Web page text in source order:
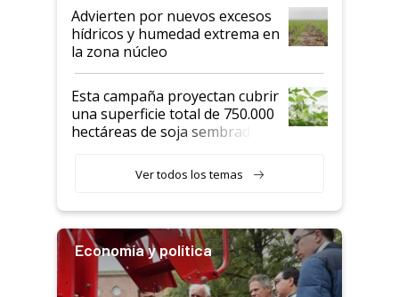
Advierten por nuevos excesos
hídricos y humedad extrema en
la zona núcleo
Esta campaña proyectan cubrir
una superficie total de 750.000
hectáreas de soja sembradas
variedades que marcan un
salto tecnológico en genética y
Ver todos los temas
Economía y política